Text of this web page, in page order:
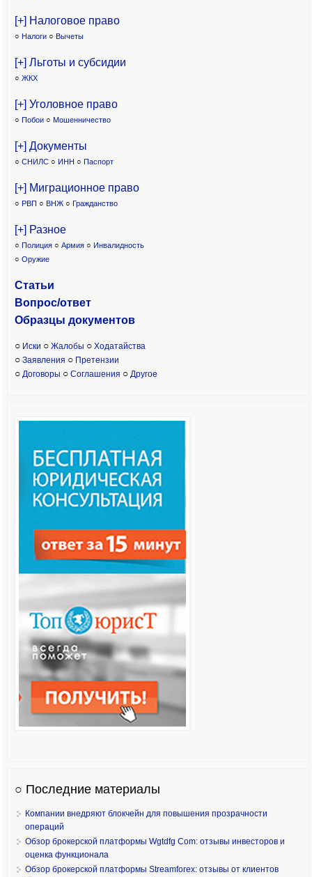
[+] Налоговое право
○ Налоги ○ Вычеты
[+] Льготы и субсидии
○ ЖКХ
[+] Уголовное право
○ Побои ○ Мошенничество
[+] Документы
○ СНИЛС ○ ИНН ○ Паспорт
[+] Миграционное право
○ РВП ○ ВНЖ ○ Гражданство
[+] Разное
○ Полиция ○ Армия ○ Инвалидность
○ Оружие
Статьи
Вопрос/ответ
Образцы документов
○ Иски ○ Жалобы ○ Ходатайства
○ Заявления ○ Претензии
○ Договоры ○ Соглашения ○ Другое
○ Последние материалы
Компании внедряют блокчейн для повышения прозрачности
операций
Обзор брокерской платформы Wgtdfg Com: отзывы инвесторов и
оценка функционала
Обзор брокерской платформы Streamforex: отзывы от клиентов